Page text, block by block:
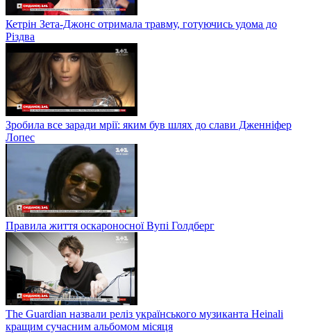
Кетрін Зета-Джонс отримала травму, готуючись удома до
Різдва
Зробила все заради мрії: яким був шлях до слави Дженніфер
Лопес
Правила життя оскароносної Вупі Голдберг
The Guardian назвали реліз українського музиканта Heinali
кращим сучасним альбомом місяця